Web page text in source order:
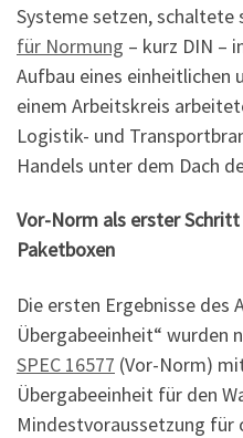
Systeme setzen, schaltete
für Normung – kurz DIN –
Aufbau eines einheitlichen
einem Arbeitskreis
Logistik- und
Handels unter dem Dach
Vor-Norm als erster
Paketboxen
Die ersten Ergebnisse des
Übergabeeinheit“ wurden
SPEC 16577 (Vor-Norm)
Übergabeeinheit für den
Mindestvoraussetzung für